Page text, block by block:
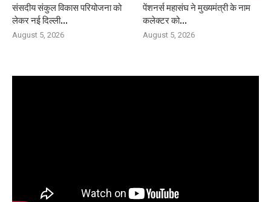
संसदीय संकुल विकास परियोजना को
लेकर नई दिल्ली...
August 5, 2026
पेंशनर्स महासंघ ने मुख्यमंत्री के नाम
कलेक्टर को...
August 5, 2026